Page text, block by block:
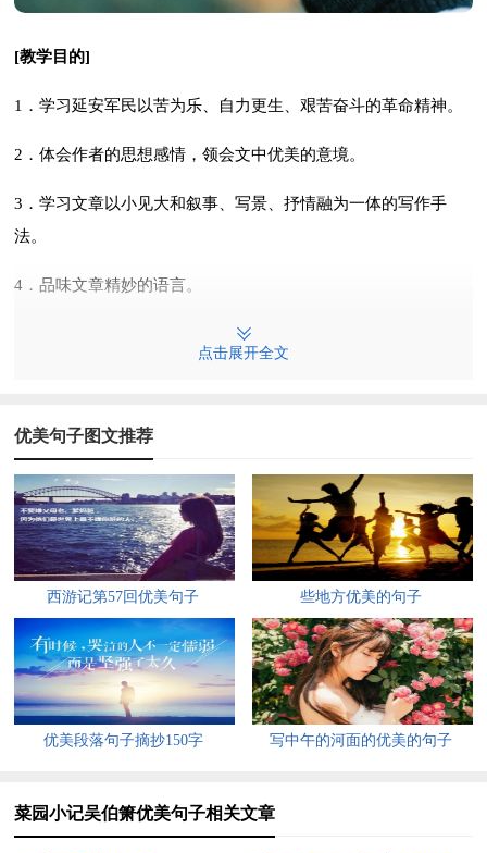
[教学目的]
1．学习延安军民以苦为乐、自力更生、艰苦奋斗的革命精神。
2．体会作者的思想感情，领会文中优美的意境。
3．学习文章以小见大和叙事、写景、抒情融为一体的写作手
法。
4．品味文章精妙的语言。
2．学习文章的写作手法。
3．品味文章精当的语言。
[教学设想]
教学方法
情境激趣法、冥想入境法、诵读品味法、点拨互动法、合作探究
法、讨论交流法等。
总体构想
深入领会文章意境美；深入文本，发挥想像，换位思考，通晓文
点击展开全文
优美句子图文推荐
西游记第57回优美句子 些地方优美的句子
优美段落句子摘抄150字 写中午的河面的优美的句子
菜园小记吴伯箫优美句子相关文章